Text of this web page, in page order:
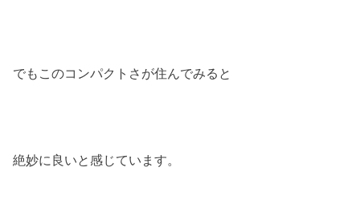
でもこのコンパクトさが住んでみると
絶妙に良いと感じています。